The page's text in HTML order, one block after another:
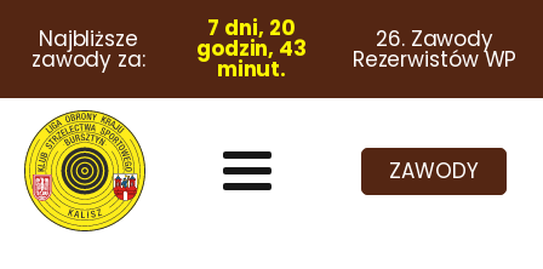
Najbliższe
zawody za:
7 dni, 20
godzin, 43
minut.
26. Zawody
Rezerwistów WP
ZAWODY